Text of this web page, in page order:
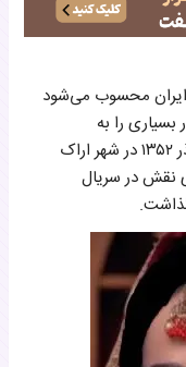
ایران محسوب می‌شود
را به
طرفدارانش ارائه داده است. او در تاریخ ۱۰ آذر ۱۳۵۲ در شهر اراک
در سال ۱۳۷۵ با ایفای نقش در سریال